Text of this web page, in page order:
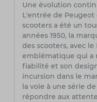
Une évolution
L'entrée de Peugeot
scooters a été un
années 1950, la
des scooters, avec
emblématique qui a
fiabilité et son
incursion dans le
la voie à une série
répondre aux